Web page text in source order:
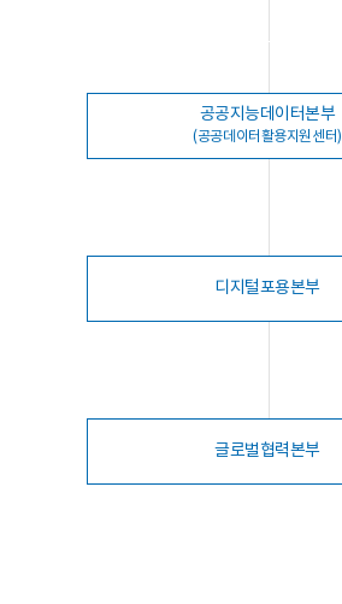
공공지능데이터본부
(공공데이터활용지원센터)
디지털포용본부
글로벌협력본부